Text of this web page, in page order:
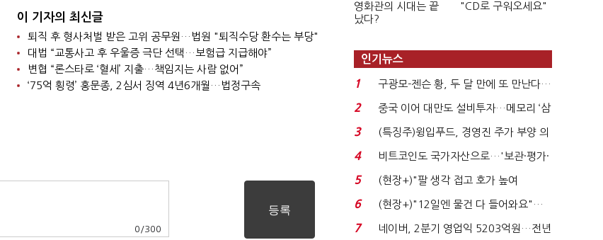
이 기자의 최신글
퇴직 후 형사처벌 받은 고위 공무원…법원 "퇴직수당 환수는 부당"
대법 “교통사고 후 우울증 극단 선택…보험급 지급해야”
변협 “론스타로 ‘혈세’ 지출…책임지는 사람 없어”
‘75억 횡령’ 홍문종, 2심서 징역 4년6개월…법정구속
0 /300
영화관의 시대는 끝
났다?
"CD로 구워오세요"
인기뉴스
1
구광모-젠슨 황, 두 달 만에 또 만난다…
로봇·AI 등 논...
2
중국 이어 대만도 설비투자…메모리 ‘삼
국전쟁’
3
(특징주)윙입푸드, 경영진 주가 부양 의
지에 상한가...
4
비트코인도 국가자산으로…'보관·평가·
처분' 기준은 ...
5
(현장+)"팔 생각 접고 호가 높여
요"…'덜 똘똘한 한 채' 20...
6
(현장+)"12일엔 물건 다 들어와요"…
빈 매대 채우며 문 연 ...
7
네이버, 2분기 영업익 5203억원…전년